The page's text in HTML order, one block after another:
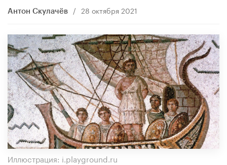
Антон Скулачёв / 28 октября 2021
Иллюстрация: i.playground.ru